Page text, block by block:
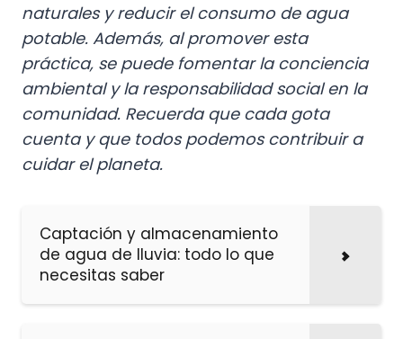
naturales y reducir el consumo de agua
potable. Además, al promover esta
práctica, se puede fomentar la conciencia
ambiental y la responsabilidad social en la
comunidad. Recuerda que cada gota
cuenta y que todos podemos contribuir a
cuidar el planeta.
Captación y almacenamiento
de agua de lluvia: todo lo que
necesitas saber